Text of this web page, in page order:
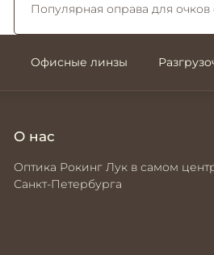
Популярная оправа для очков
Офисные линзы
О нас
Оптика Рокинг Лук в самом
Санкт-Петербурга